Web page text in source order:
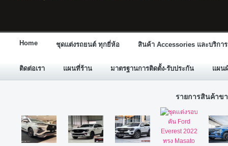
Home ชุดแต่งรถยนต์ ทุกยี่ห้อ สินค้า Accessories และบริการ
ติดต่อเรา แผนที่ร้าน มาตรฐานการติดตั้ง-รับประกัน แผน
รายการสินค้าข